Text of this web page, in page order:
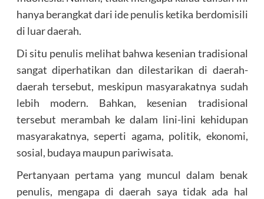
hanya berangkat dari ide penulis ketika berdomisili
di luar daerah.
Di situ penulis melihat bahwa kesenian tradisional
sangat diperhatikan dan dilestarikan di daerah-
daerah tersebut, meskipun masyarakatnya sudah
lebih modern. Bahkan, kesenian tradisional
tersebut merambah ke dalam lini-lini kehidupan
masyarakatnya, seperti agama, politik, ekonomi,
sosial, budaya maupun pariwisata.
Pertanyaan pertama yang muncul dalam benak
penulis, mengapa di daerah saya tidak ada hal